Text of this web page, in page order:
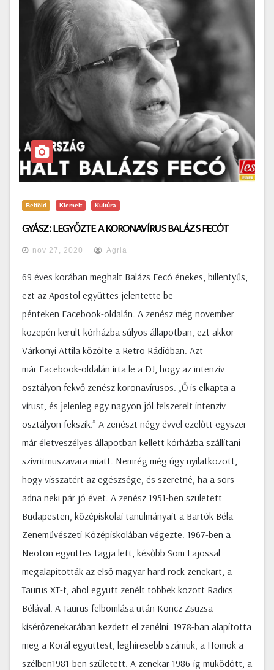
Belföld Kiemelt Kultúra
GYÁSZ: LEGYŐZTE A KORONAVÍRUS BALÁZS FECÓT
nov 27, 2020 Agria
69 éves korában meghalt Balázs Fecó énekes, billentyűs,
ezt az Apostol együttes jelentette be
pénteken Facebook-oldalán. A zenész még november
közepén került kórházba súlyos állapotban, ezt akkor
Várkonyi Attila közölte a Retro Rádióban. Azt
már Facebook-oldalán írta le a DJ, hogy az intenzív
osztályon fekvő zenész koronavírusos. „Ő is elkapta a
vírust, és jelenleg egy nagyon jól felszerelt intenzív
osztályon fekszik.” A zenészt négy évvel ezelőtt egyszer
már életveszélyes állapotban kellett kórházba szállítani
szívritmuszavara miatt. Nemrég még úgy nyilatkozott,
hogy visszatért az egészsége, és szeretné, ha a sors
adna neki pár jó évet. A zenész 1951-ben született
Budapesten, középiskolai tanulmányait a Bartók Béla
Zeneművészeti Középiskolában végezte. 1967-ben a
Neoton együttes tagja lett, később Som Lajossal
megalapították az első magyar hard rock zenekart, a
Taurus XT-t, ahol együtt zenélt többek között Radics
Bélával. A Taurus felbomlása után Koncz Zsuzsa
kísérőzenekarában kezdett el zenélni. 1978-ban alapította
meg a Korál együttest, leghíresebb számuk, a Homok a
szélben1981-ben született. A zenekar 1986-ig működött, a